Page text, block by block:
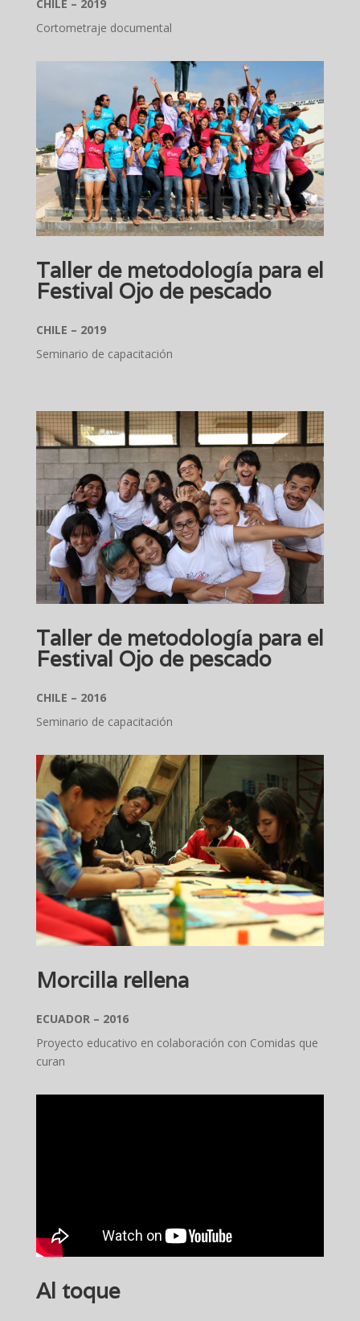
CHILE – 2019
Cortometraje documental
Taller de metodología para el
Festival Ojo de pescado
CHILE – 2019
Seminario de capacitación
Taller de metodología para el
Festival Ojo de pescado
CHILE – 2016
Seminario de capacitación
Morcilla rellena
ECUADOR – 2016
Proyecto educativo en colaboración con Comidas que
curan
Al toque